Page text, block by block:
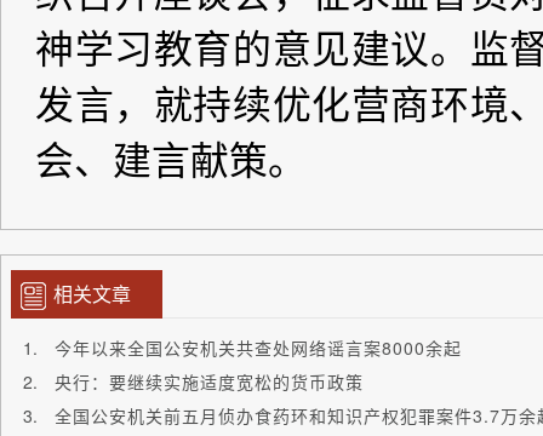
相关文章
今年以来全国公安机关共查处网络谣言案8000余起
央行：要继续实施适度宽松的货币政策
全国公安机关前五月侦办食药环和知识产权犯罪案件3.7万余